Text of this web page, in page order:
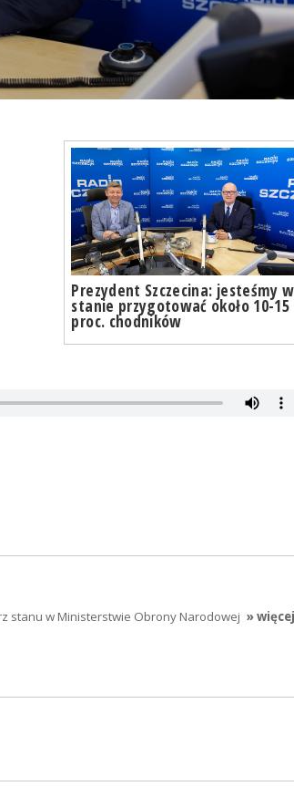
Prezydent Szczecina: jesteśmy w
stanie przygotować około 10-15
proc. chodników
stanu w Ministerstwie Obrony Narodowej » więcej